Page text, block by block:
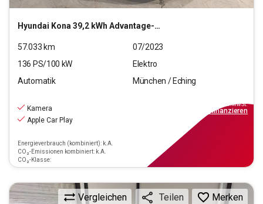
Hyundai Kona 39,2 kWh Advantage-Paket
57.033 km
07/2023
136 PS/100 kW
Elektro
Automatik
München / Eching
Kamera
Apple Car Play
Energieverbrauch (kombiniert): k.A.
CO₂-Emissionen kombiniert: k.A.
CO₂-Klasse:
inkl.MwSt.
finanzieren
Vergleichen Teilen Merken